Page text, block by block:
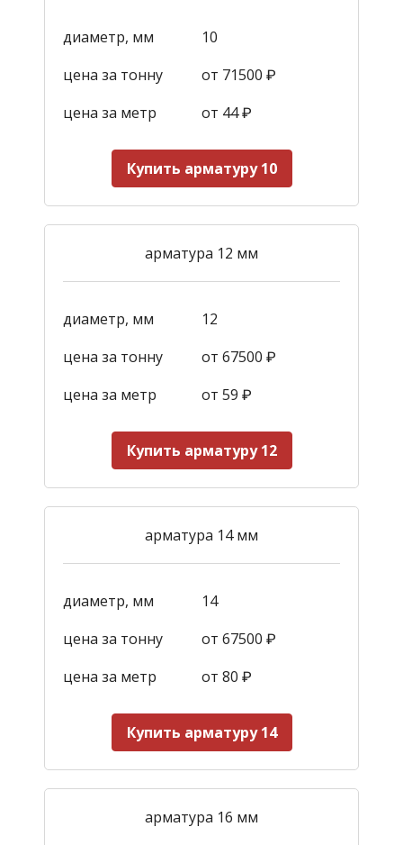
диаметр, мм
10
цена за тонну
от 71500 ₽
цена за метр
от 44₽
Купить арматуру 10
арматура 12 мм
диаметр, мм
12
цена за тонну
от 67500 ₽
цена за метр
от 59 ₽
Купить арматуру 12
арматура 14 мм
диаметр, мм
14
цена за тонну
от 67500 ₽
цена за метр
от 80 ₽
Купить арматуру 14
арматура 16 мм